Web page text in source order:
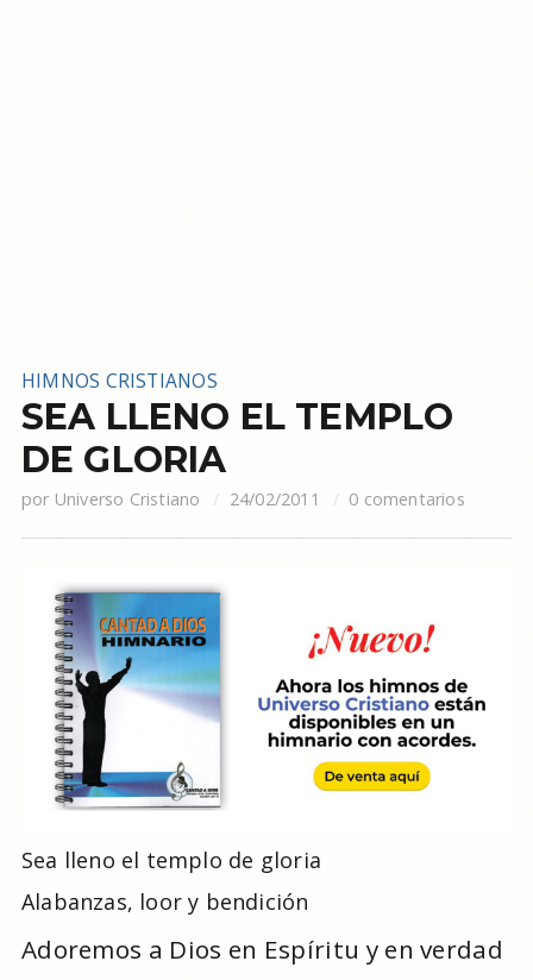
HIMNOS CRISTIANOS
SEA LLENO EL TEMPLO
DE GLORIA
por Universo Cristiano 24/02/2011 0 comentarios
Sea lleno el templo de gloria
Alabanzas, loor y bendición
Adoremos a Dios en Espíritu y en verdad